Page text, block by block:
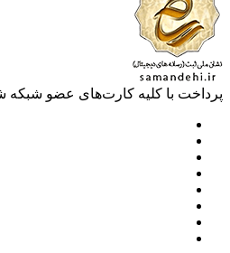
با کلیه کارت‌های عضو شبکه شتاب